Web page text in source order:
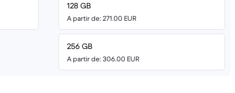
128 GB
A partir de: 271.00 EUR
256 GB
A partir de: 306.00 EUR